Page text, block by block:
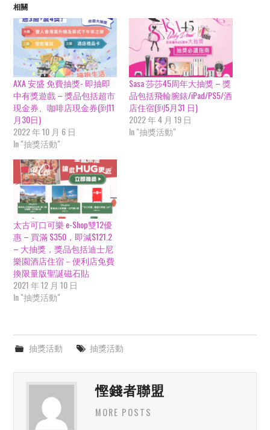
相關
AXA 安盛 免費抽獎- 即抽即
中有獎遊戲 – 獎品包括超市
現金券、咖啡店現金券(到11
月30日)
2022 年 10 月 6 日
In "抽獎活動"
Sasa 莎莎45周年大抽獎 – 獎
品包括飛輪腕錶/iPad/PS5/酒
店住宿(到5月31 日)
2022 年 4 月 19 日
In "抽獎活動"
太古可口可樂 e-Shop雙12優
惠 – 買滿 $350，即減$121.2
– 大抽獎，獎品包括迪士尼
樂園酒店住宿－便利店免費
換限量版聖誕磁石貼
2021 年 12 月 10 日
In "抽獎活動"
抽獎活動 抽獎活動
慳錢者聯盟
MORE POSTS